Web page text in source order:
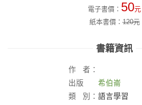
電子書價： 50元
紙本書價：120元
書籍資訊
作
者：
出版
社：
希伯崙
類
別： 語言學習